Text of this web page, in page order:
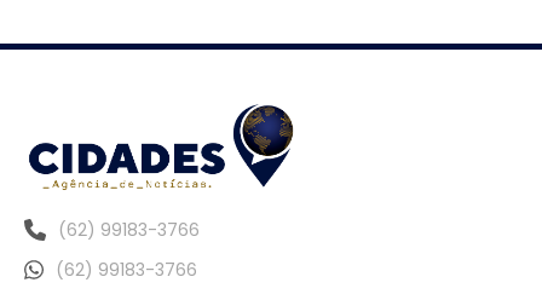
(62) 99183-3766
(62) 99183-3766